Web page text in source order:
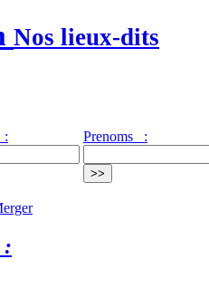
Nos lieux-dits
Prenoms :
: